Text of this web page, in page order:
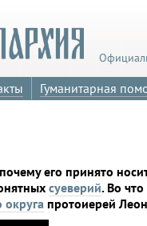
Гуманитарная
его принято
суеверий. Во
округа протоиерей